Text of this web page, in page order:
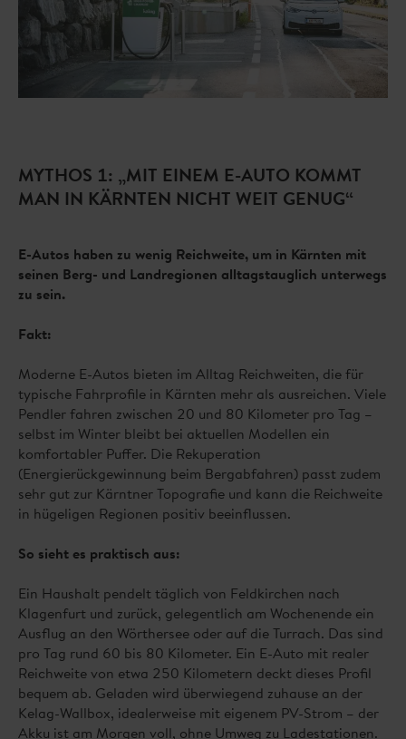
MYTHOS 1: „MIT EINEM E-AUTO KOMMT
MAN IN KÄRNTEN NICHT WEIT GENUG“
E-Autos haben zu wenig Reichweite, um in Kärnten mit
seinen Berg- und Landregionen alltagstauglich unterwegs
zu sein.
Fakt:
Moderne E-Autos bieten im Alltag Reichweiten, die für
typische Fahrprofile in Kärnten mehr als ausreichen. Viele
Pendler fahren zwischen 20 und 80 Kilometer pro Tag –
selbst im Winter bleibt bei aktuellen Modellen ein
komfortabler Puffer. Die Rekuperation
(Energierückgewinnung beim Bergabfahren) passt zudem
sehr gut zur Kärntner Topografie und kann die Reichweite
in hügeligen Regionen positiv beeinflussen.
So sieht es praktisch aus:
Ein Haushalt pendelt täglich von Feldkirchen nach
Klagenfurt und zurück, gelegentlich am Wochenende ein
Ausflug an den Wörthersee oder auf die Turrach. Das sind
pro Tag rund 60 bis 80 Kilometer. Ein E-Auto mit realer
Reichweite von etwa 250 Kilometern deckt dieses Profil
bequem ab. Geladen wird überwiegend zuhause an der
Kelag-Wallbox, idealerweise mit eigenem PV-Strom – der
Akku ist am Morgen voll, ohne Umweg zu Ladestationen.